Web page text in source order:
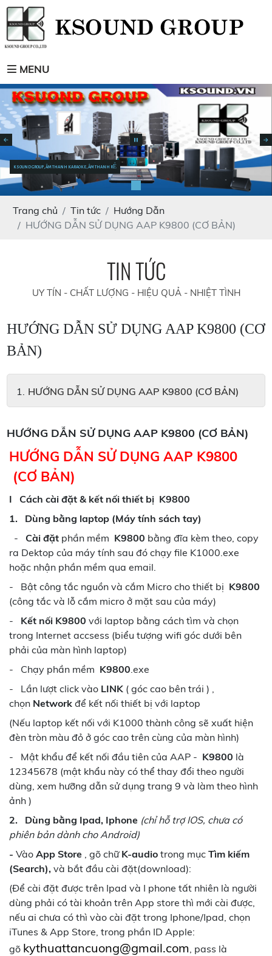
MENU
KSOUND GROUP, ÂM THANH KARAOKE, ÂM THANH RẺ
Trang chủ Tin tức
Hướng Dẫn
HƯỚNG DẪN SỬ DỤNG AAP K9800 (CƠ BẢN)
TIN TỨC
UY TÍN - CHẤT LƯỢNG - HIỆU QUẢ - NHIỆT TÌNH
HƯỚNG DẪN SỬ DỤNG AAP K9800 (CƠ
BẢN)
HƯỚNG DẪN SỬ DỤNG AAP K9800 (CƠ BẢN)
HƯỚNG DẪN SỬ DỤNG AAP K9800 (CƠ BẢN)
HƯỚNG DẪN SỬ DỤNG AAP K9800
(CƠ BẢN)
I Cách cài đặt & kết nối thiết bị K9800
1. Dùng bằng laptop (Máy tính sách tay)
-Cài đặt phần mềm K9800 bằng đĩa kèm theo, copy
ra Dektop của máy tính sau đó chạy file K1000.exe
hoặc nhận phần mềm qua email.
- Bật công tắc nguồn và cắm Micro cho thiết bị K9800
(công tắc và lỗ cắm micro ở mặt sau của máy)
- Kết nối K9800 với laptop bằng cách tìm và chọn
trong Internet accsess (biểu tượng wifi góc dưới bên
phải của màn hình laptop)
- Chạy phần mềm K9800 .exe
- Lần lượt click vào LINK ( góc cao bên trái ) ,
chọn Network để kết nối thiết bị với laptop
(Nếu laptop kết nối với K1000 thành công sẽ xuất hiện
đèn tròn màu đỏ ở góc cao trên cùng của màn hình)
- Mật khẩu để kết nối đầu tiên của AAP - K9800 là
12345678 (mật khẩu này có thể thay đổi theo người
dùng, xem hưỡng dẫn sử dụng trang 9 và làm theo hình
ảnh )
2. Dùng bằng Ipad, Iphone (chỉ hỗ trợ IOS, chưa có
phiên bản dành cho Android)
- VàoApp Store , gõ chữ K-audio trong mụcTìm kiếm
(Search), và bắt đầu cài đặt(download):
(Để cài đặt được trên Ipad và I phone tất nhiên là người
dùng phải có tài khoản trên App store thì mới cài được,
nếu ai chưa có thì vào cài đặt trong Iphone/Ipad, chọn
iTunes & App Store, trong phần ID Apple:
gõ kythuattancuong@gmail.com , pass là